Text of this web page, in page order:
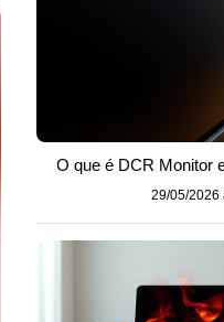
O que é DCR Monitor
29/05/2026